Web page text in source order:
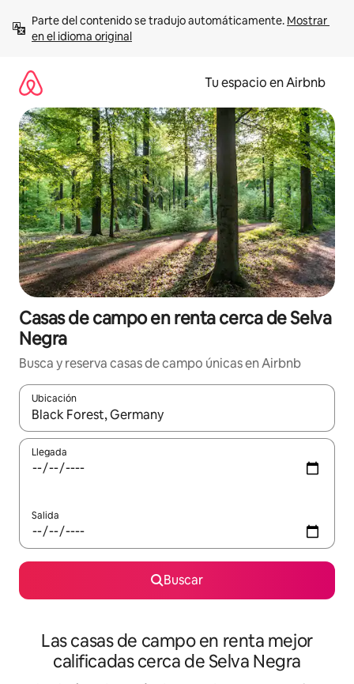
contenido
Parte del contenido se tradujo automáticamente. Mostrar
en el idioma original
Tu espacio en Airbnb
Casas de campo en renta cerca de Selva
Negra
Busca y reserva casas de campo únicas en Airbnb
Ubicación
Cuando los resultados estén disponibles, podrás navegar
Llegada
Salida
Buscar
Las casas de campo en renta mejor
calificadas cerca de Selva Negra